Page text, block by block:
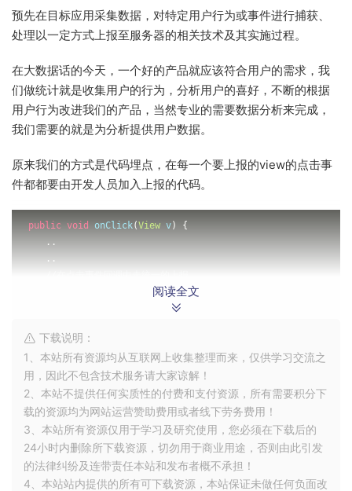
预先在目标应用采集数据，对特定用户行为或事件进行捕获、
处理以一定方式上报至服务器的相关技术及其实施过程。
在大数据话的今天，一个好的产品就应该符合用户的需求，我
们做统计就是收集用户的行为，分析用户的喜好，不断的根据
用户行为改进我们的产品，当然专业的需要数据分析来完成，
我们需要的就是为分析提供用户数据。
原来我们的方式是代码埋点，在每一个要上报的view的点击事
件都都要由开发人员加入上报的代码。
public void onClick(View v)
{
..
..
(ClickReport
}
复制代码
2、存在的问题
但由于业务迭代速度很快，手动埋点方案虽然灵活多变，但是
也存在很多问题：
阅读全文
下载说明：
1、本站所有资源均从互联网上收集整理而来，仅供学习交流之
用，因此不包含技术服务请大家谅解！
2、本站不提供任何实质性的付费和支付资源，所有需要积分下
载的资源均为网站运营赞助费用或者线下劳务费用！
3、本站所有资源仅用于学习及研究使用，您必须在下载后的
24小时内删除所下载资源，切勿用于商业用途，否则由此引发
的法律纠纷及连带责任本站和发布者概不承担！
4、本站站内提供的所有可下载资源，本站保证未做任何负面改